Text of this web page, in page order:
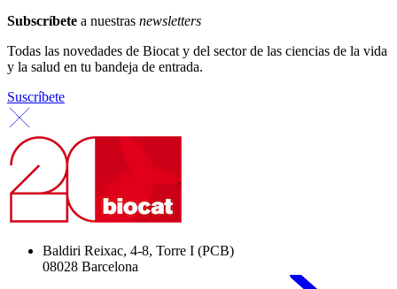
Subscríbete a nuestras newsletters
Todas las novedades de Biocat y del sector de las ciencias de la vida
y la salud en tu bandeja de entrada.
Suscríbete
Baldiri Reixac, 4-8, Torre I (PCB)
08028 Barcelona